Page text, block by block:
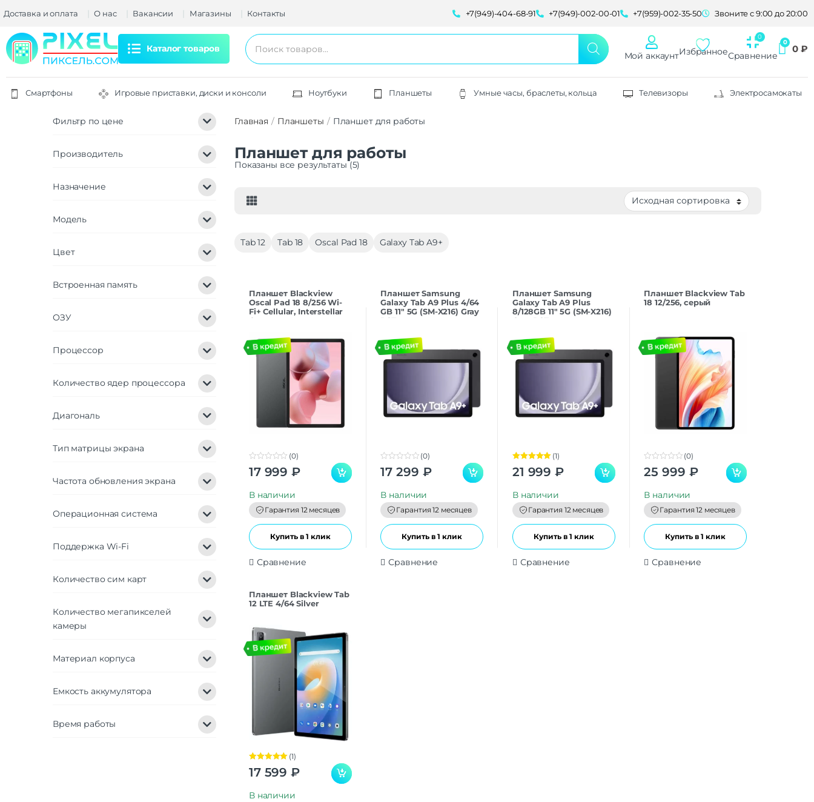
Доставка и оплата О нас Вакансии Магазины Контакты +7(949)-404-68-91 +7(949)-002-00-01 +7(959)-002-35-50 Звоните с 9:00 до 20:00
Каталог товаров
Мой аккаунтИзбранноеСравнение
0 ₽
Смартфоны Игровые приставки, диски и консоли Ноутбуки Планшеты Умные часы, браслеты, кольца Телевизоры Электросамокаты
Главная Планшеты Планшет для работы
Планшет для работы
Показаны все результаты (5)
Tab 12 Tab 18 Oscal Pad 18 Galaxy Tab A9+
Планшет Blackview
Oscal Pad 18 8/256 Wi-
Fi+ Cellular, Interstellar
Gray
0
o
(0)
17 999 ₽
В наличии
Гарантия 12 месяцев
Купить в 1 клик
Сравнение
Планшет Samsung
Galaxy Tab A9 Plus 4/64
GB 11″ 5G (SM-X216) Gray
РСТ
0
o
(0)
17 299 ₽
В наличии
Гарантия 12 месяцев
Купить в 1 клик
Сравнение
Планшет Samsung
Galaxy Tab A9 Plus
8/128GB 11″ 5G (SM-X216)
Gray РСТ
Оценка 5.00
из 5
(1)
21 999 ₽
В наличии
Гарантия 12 месяцев
Купить в 1 клик
Сравнение
Планшет Blackview Tab
18 12/256, серый
0
o
o
(0)
25 999 ₽
В наличии
Гарантия 12 месяцев
Купить в 1 клик
Сравнение
Планшет Blackview Tab
12 LTE 4/64 Silver
Оценка5.00
из 5
(1)
17 599 ₽
В наличии
Фильтр по цене
Производитель
Назначение
Модель
Цвет
Встроенная память
ОЗУ
Процессор
Количество ядер процессора
Диагональ
Тип матрицы экрана
Частота обновления экрана
Операционная система
Поддержка Wi-Fi
Количество сим карт
Количество мегапикселей
камеры
Материал корпуса
Емкость аккумулятора
Время работы